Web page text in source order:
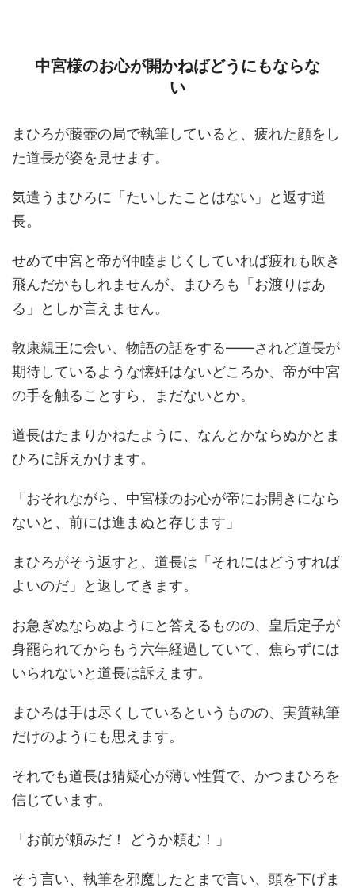
中宮様のお心が開かねばどうにもならな
い
まひろが藤壺の局で執筆していると、疲れた顔をし
た道長が姿を見せます。
気遣うまひろに「たいしたことはない」と返す道
長。
せめて中宮と帝が仲睦まじくしていれば疲れも吹き
飛んだかもしれませんが、まひろも「お渡りはあ
る」としか言えません。
敦康親王に会い、物語の話をする――されど道長が
期待しているような懐妊はないどころか、帝が中宮
の手を触ることすら、まだないとか。
道長はたまりかねたように、なんとかならぬかとま
ひろに訴えかけます。
「おそれながら、中宮様のお心が帝にお開きになら
ないと、前には進まぬと存じます」
まひろがそう返すと、道長は「それにはどうすれば
よいのだ」と返してきます。
お急ぎぬならぬようにと答えるものの、皇后定子が
身罷られてからもう六年経過していて、焦らずには
いられないと道長は訴えます。
まひろは手は尽くしているというものの、実質執筆
だけのようにも思えます。
それでも道長は猜疑心が薄い性質で、かつまひろを
信じています。
「お前が頼みだ！ どうか頼む！」
そう言い、執筆を邪魔したとまで言い、頭を下げま